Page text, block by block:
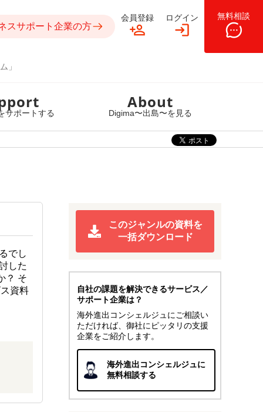
」
スサポート企業の方
会員登録 ログイン 無料相談
サポートする
About
Digima〜出島〜を見る
でし
した
？ そ
資料
このジャンルの資料を
一括ダウンロード
自社の課題を解決できるサービス／
サポート企業は？
海外進出コンシェルジュにご相談い
ただければ、御社にピッタリの支援
企業をご紹介します。
海外進出コンシェルジュに
無料相談する